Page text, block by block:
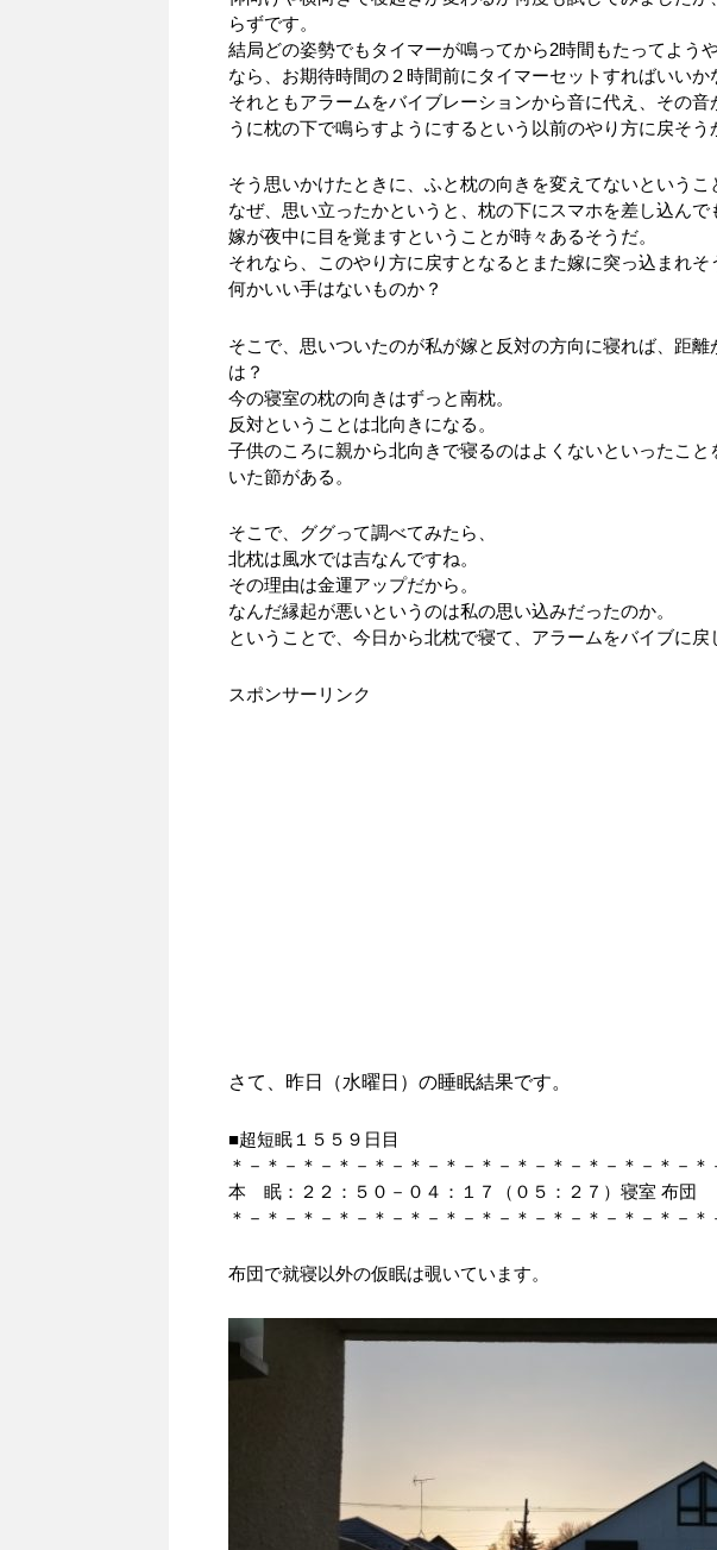
らずです。
結局どの姿勢でもタイマーが鳴ってから2時間もたってよう
なら、お期待時間の２時間前にタイマーセットすればいいか
それともアラームをバイブレーションから音に代え、その
うに枕の下で鳴らすようにするという以前のやり方に戻そう
そう思いかけたときに、ふと枕の向きを変えてないというこ
なぜ、思い立ったかというと、枕の下にスマホを差し込ん
嫁が夜中に目を覚ますということが時々あるそうだ。
それなら、このやり方に戻すとなるとまた嫁に突っ込まれそ
何かいい手はないものか？
そこで、思いついたのが私が嫁と反対の方向に寝れば、距
は？
今の寝室の枕の向きはずっと南枕。
反対ということは北向きになる。
子供のころに親から北向きで寝るのはよくないといったこ
いた節がある。
そこで、ググって調べてみたら、
北枕は風水では吉なんですね。
その理由は金運アップだから。
なんだ縁起が悪いというのは私の思い込みだったのか。
ということで、今日から北枕で寝て、アラームをバイブに戻
スポンサーリンク
さて、昨日（水曜日）の睡眠結果です。
■超短眠１５５９日目
＊－＊－＊－＊－＊－＊－＊－＊－＊－＊－＊－＊－＊－＊
本 眠：２２：５０－０４：１７（０５：２７）寝室 布団
＊－＊－＊－＊－＊－＊－＊－＊－＊－＊－＊－＊－＊－＊
布団で就寝以外の仮眠は覗いています。